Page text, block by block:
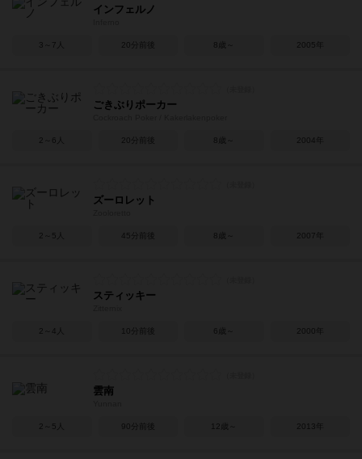
インフェルノ
3～7人 20分前後 8歳～ 2005年
ごきぶりポーカー
2～6人 20分前後 8歳～ 2004年
ズーロレット
2～5人 45分前後 8歳～ 2007年
スティッキー
2～4人 10分前後 6歳～ 2000年
雲南
2～5人 90分前後 12歳～ 2013年